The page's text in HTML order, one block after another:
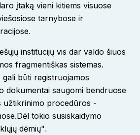
įtaką vieni kitiems visuose
tarnybose ir
.
institucijų vis dar valdo šiuos
fragmentiškas sistemas.
būti registruojamos
dokumentai saugomi bendruose
užtikrinimo procedūros -
Dėl tokio susiskaidymo
dėmių".